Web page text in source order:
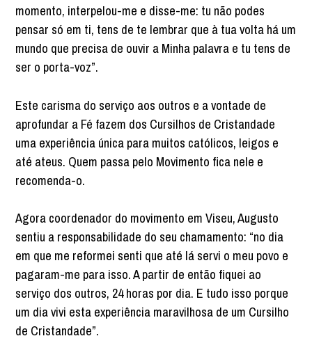
momento, interpelou-me e disse-me: tu não podes
pensar só em ti, tens de te lembrar que à tua volta há um
mundo que precisa de ouvir a Minha palavra e tu tens de
ser o porta-voz”.
Este carisma do serviço aos outros e a vontade de
aprofundar a Fé fazem dos Cursilhos de Cristandade
uma experiência única para muitos católicos, leigos e
até ateus. Quem passa pelo Movimento fica nele e
recomenda-o.
Agora coordenador do movimento em Viseu, Augusto
sentiu a responsabilidade do seu chamamento: “no dia
em que me reformei senti que até lá servi o meu povo e
pagaram-me para isso. A partir de então fiquei ao
serviço dos outros, 24 horas por dia. E tudo isso porque
um dia vivi esta experiência maravilhosa de um Cursilho
de Cristandade”.